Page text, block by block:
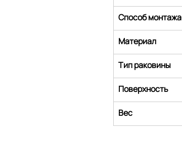
Способ монтажа
Материал
Тип раковины
Поверхность
Вес